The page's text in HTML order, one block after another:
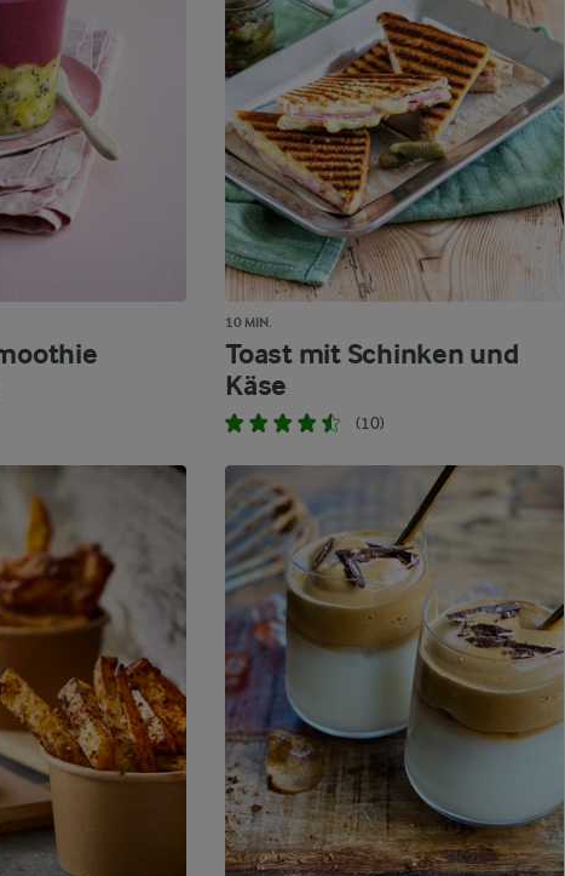
10 MIN.
Toast mit Schinken und
Käse
(10)